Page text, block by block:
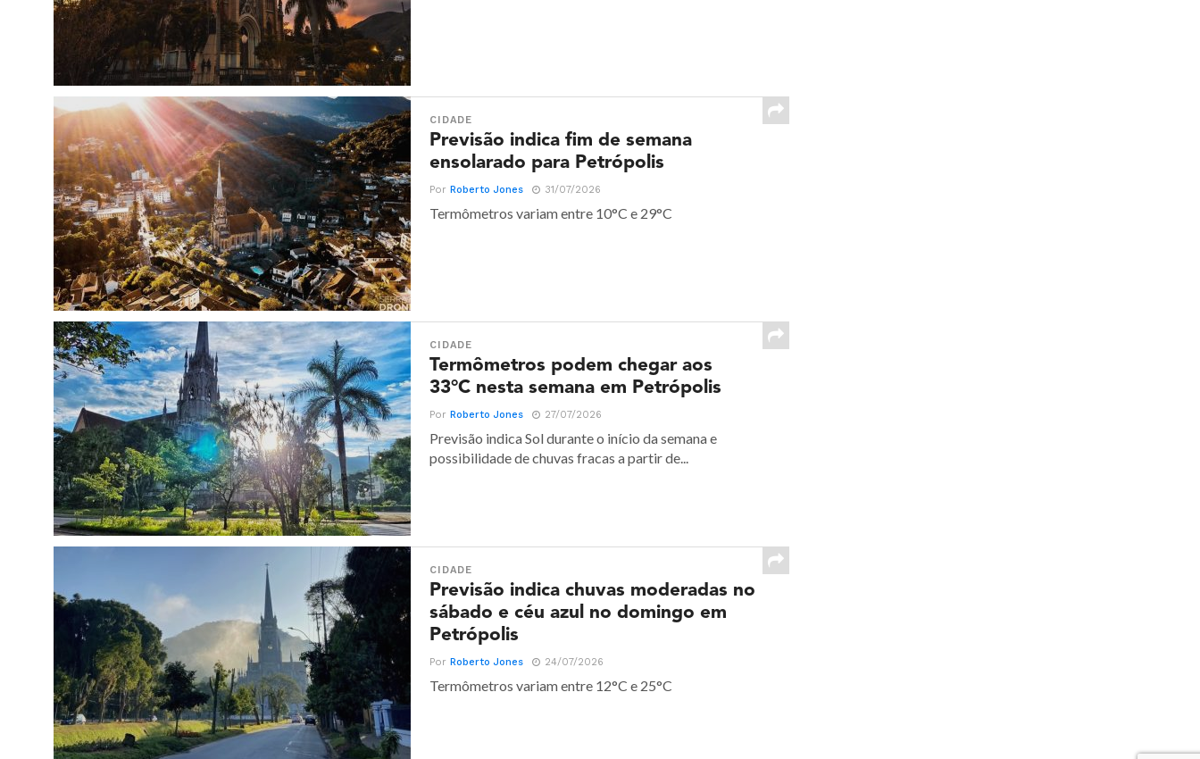
CIDADE
Previsão indica fim de semana
ensolarado para Petrópolis
PorRoberto Jones 31/07/2026
Termômetros variam entre 10°C e 29°C
CIDADE
Termômetros podem chegar aos
33°C nesta semana em Petrópolis
PorRoberto Jones 27/07/2026
Previsão indica Sol durante o início da semana e
possibilidade de chuvas fracas a partir de...
CIDADE
Previsão indica chuvas moderadas no
sábado e céu azul no domingo em
Petrópolis
PorRoberto Jones 24/07/2026
Termômetros variam entre 12°C e 25°C